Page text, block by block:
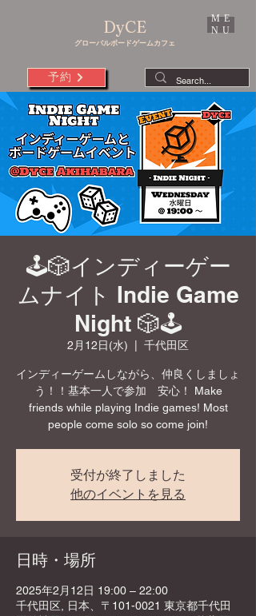
DyCE
グローバルボードゲームカフェ
予約
ME
NU
🕹️🎲インディーゲー
ムナイト Indie Game
Night 🎲🕹️
2月12日(水) 千代田区
インディーゲームしながら、仲良くしましょ
う！！基本一人で参加 安心！ Make
friends while playing Indie games! Most
people come solo so come join!
受付が終了しました
他のイベントを見る
日時・場所
2025年2月12日 19:00 – 22:00
千代田区, 日本、〒101-0021 東京都千代田